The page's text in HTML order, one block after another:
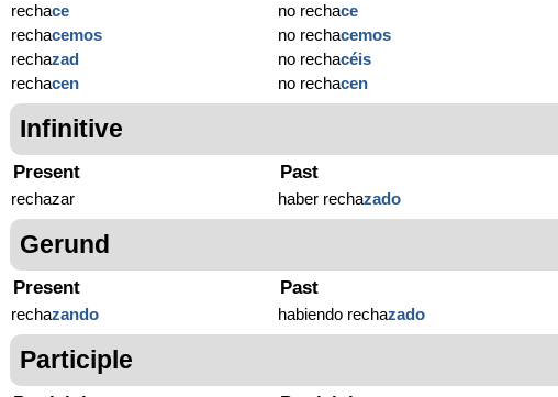
rechace
rechacemos
rechazad
rechacen
no rechace
no rechacemos
no rechacéis
no rechacen
Infinitive
Present
rechazar
Past
haber rechazado
Gerund
Present
rechazando
Past
habiendo rechazado
Participle